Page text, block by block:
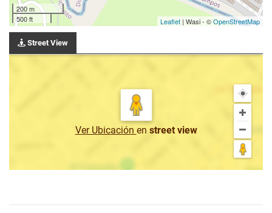
200 m
500 ft
Leaflet | Wasi - ©OpenStreetMap
Street View
Ver Ubicación en street view